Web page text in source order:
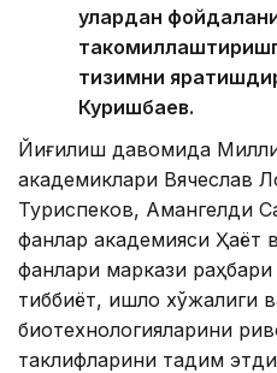
улардан
тизимни
Куришбаев.
Йиғилиш давомида
академиклари Вячеслав
Туриспеков, Амангелди
фанлар академияси Ҳаёт
фанлари маркази
тиббиёт, қишлоқ хўжалиги
биотехнологияларини
таклифларини тақдим